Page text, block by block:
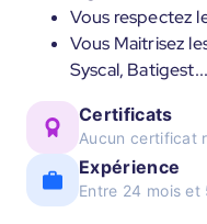
Vous respectez
Vous Maitrisez
Syscal,
Certificats
Aucun certificat
Expérience
Entre 24 mois et